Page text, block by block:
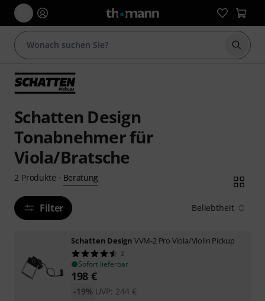
Suche
Schatten Design
Tonabnehmer für
Viola/Bratsche
2 Produkte · Beratung
Filter Beliebtheit
Schatten Design VVM-2 Pro Viola/Violin Pickup
2
Sofort lieferbar
198 €
UVP: 244 €
-19%